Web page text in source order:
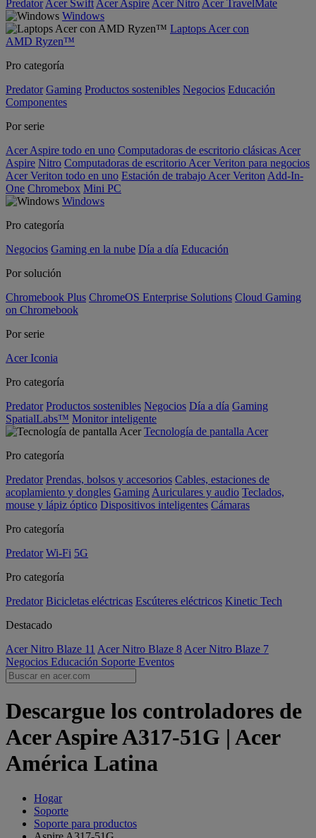
Predator Acer Swift Acer Aspire Acer Nitro Acer TravelMate
Windows
Laptops Acer con
AMD Ryzen™
Pro categoría
Predator Gaming Productos sostenibles Negocios Educación
Componentes
Por serie
Acer Aspire todo en uno Computadoras de escritorio clásicas Acer
Aspire Nitro Computadoras de escritorio Acer Veriton para negocios
Acer Veriton todo en uno Estación de trabajo Acer Veriton Add-In-
One Chromebox Mini PC
Windows
Pro categoría
Negocios Gaming en la nube Día a día Educación
Por solución
Chromebook Plus ChromeOS Enterprise Solutions Cloud Gaming
on Chromebook
Por serie
Acer Iconia
Pro categoría
Predator Productos sostenibles Negocios Día a día Gaming
SpatialLabs™ Monitor inteligente
Tecnología de pantalla Acer
Pro categoría
Predator Prendas, bolsos y accesorios Cables, estaciones de
acoplamiento y dongles Gaming Auriculares y audio Teclados,
mouse y lápiz óptico Dispositivos inteligentes Cámaras
Pro categoría
Predator Wi-Fi 5G
Pro categoría
Predator Bicicletas eléctricas Escúteres eléctricos Kinetic Tech
Destacado
Acer Nitro Blaze 11 Acer Nitro Blaze 8 Acer Nitro Blaze 7
Negocios Educación Soporte Eventos
Descargue los controladores de
Acer Aspire A317-51G | Acer
América Latina
Hogar
Soporte
Soporte para productos